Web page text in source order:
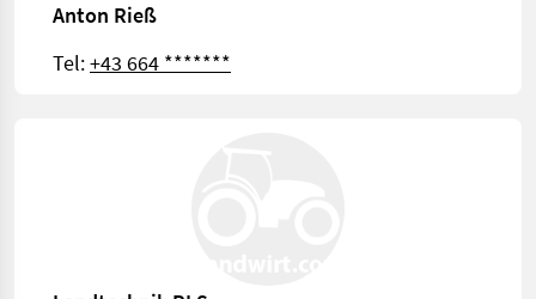
Anton Rieß
Tel:+43 664 *******